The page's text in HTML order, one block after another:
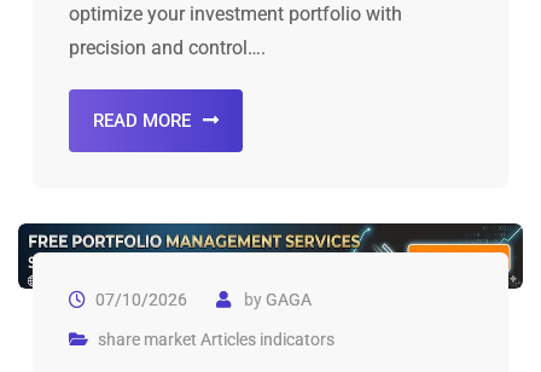
optimize your investment portfolio with
precision and control….
READ MORE
07/10/2026 byGAGA
share market Articles indicators